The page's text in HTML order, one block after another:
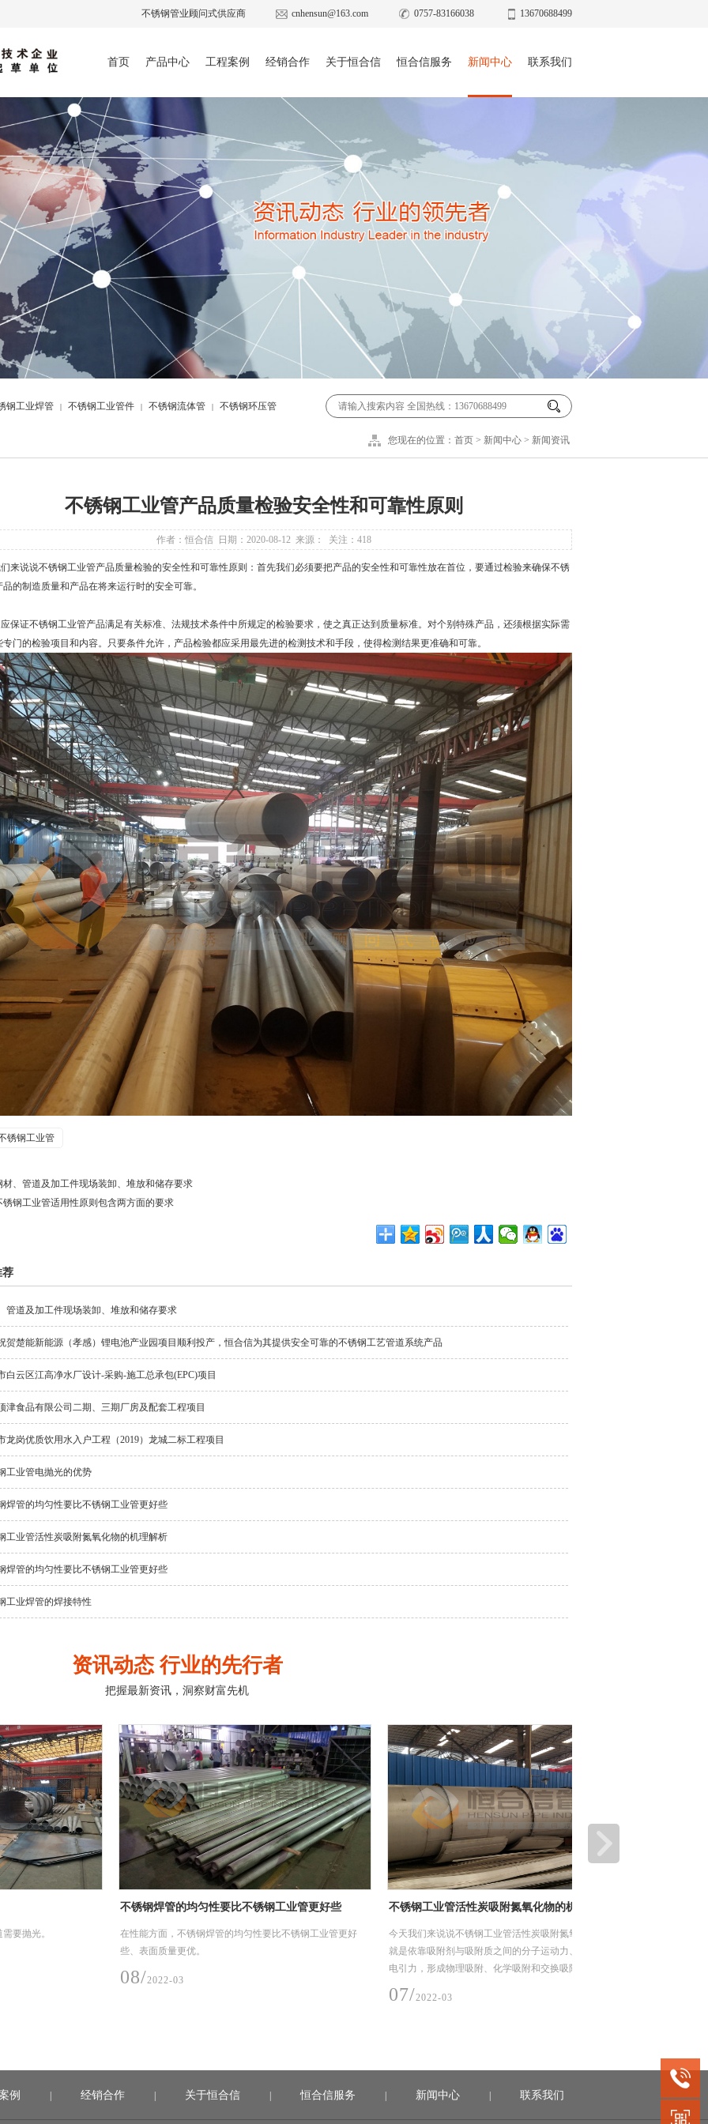
不锈钢管业顾问式供应商 cnhensun@163.com 0757-83166038 13670688499
首页 产品中心 工程案例 经销合作 关于恒合信 恒合信服务 新闻中心 联系我们
钢工业焊管 | 不锈钢工业管件 | 不锈钢流体管 | 不锈钢环压管
您现在的位置： 首页 > 新闻中心 > 新闻资讯
不锈钢工业管产品质量检验安全性和可靠性原则
作者：恒合信 日期：2020-08-12 来源： 关注： 418
来说说不锈钢工业管产品质量检验的安全性和可靠性原则：首先我们必须要把产品的安全性和可靠性放在首位，要通过检验来确保不锈
品的制造质量和产品在将来运行时的安全可靠。
保证不锈钢工业管产品满足有关标准、法规技术条件中所规定的检验要求，使之真正达到质量标准。对个别特殊产品，还须根据实际需
专门的检验项目和内容。只要条件允许，产品检验都应采用最先进的检测技术和手段，使得检测结果更准确和可靠。
锈钢工业管
材、管道及加工件现场装卸、堆放和储存要求
锈钢工业管适用性原则包含两方面的要求
荐
管道及加工件现场装卸、堆放和储存要求
贺楚能新能源（孝感）锂电池产业园项目顺利投产，恒合信为其提供安全可靠的不锈钢工艺管道系统产品
白云区江高净水厂设计-采购-施工总承包(EPC)项目
津食品有限公司二期、三期厂房及配套工程项目
龙岗优质饮用水入户工程（2019）龙城二标工程项目
工业管电抛光的优势
焊管的均匀性要比不锈钢工业管更好些
工业管活性炭吸附氮氧化物的机理解析
焊管的均匀性要比不锈钢工业管更好些
工业焊管的焊接特性
资讯动态 行业的先行者
把握最新资讯，洞察财富先机
不锈钢焊管的均匀性要比不锈钢工业管更好些
在性能方面，不锈钢焊管的均匀性要比不锈钢工业管更好
些、表面质量更优。
不锈钢工业管活性炭吸附氮氧化物的机理解析
今天我们来说说不锈钢工业管活性炭吸附氮氧化物的机理，
就是依靠吸附剂与吸附质之间的分子运动力、化学键力与静
电引力，形成物理吸附、化学吸附和交换吸附。
例 | 经销合作 | 关于恒合信 | 恒合信服务 | 新闻中心 | 联系我们